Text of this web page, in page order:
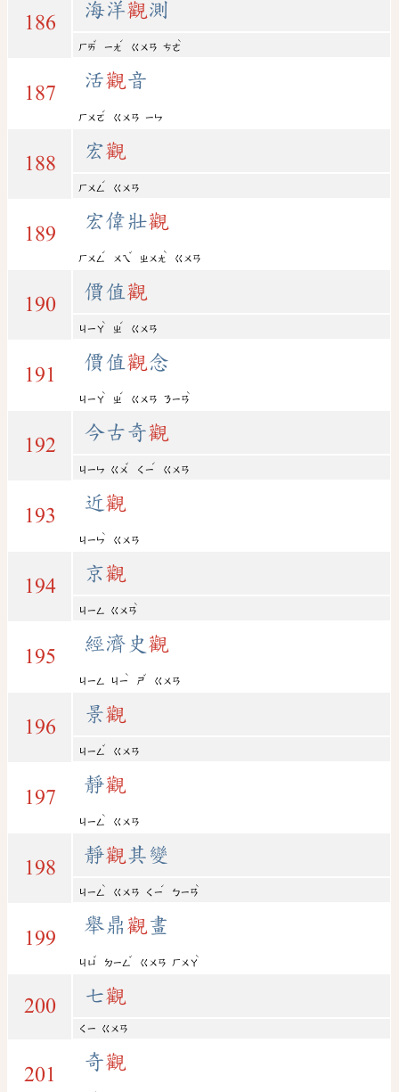
186
海洋觀測
ㄏㄞ
ˇ
ㄧㄤ
ˊ
ㄍㄨㄢ ㄘㄜ
ˋ
187
活觀音
ㄏㄨㄛ
ˊ
ㄍㄨㄢ ㄧㄣ
188
宏觀
ㄏㄨㄥ
ˊ
ㄍㄨㄢ
189
宏偉壯觀
ㄏㄨㄥ
ˊ
ㄨㄟ
ˇ
ㄓㄨㄤ
ˋ
ㄍㄨㄢ
190
價值觀
ㄐㄧㄚ
ˋ
ㄓ
ˊ
ㄍㄨㄢ
191
價值觀念
ㄐㄧㄚ
ˋ
ㄓ
ˊ
ㄍㄨㄢ ㄋㄧㄢ
ˋ
192
今古奇觀
ㄐㄧㄣ ㄍㄨ
ˇ
ㄑㄧ
ˊ
ㄍㄨㄢ
193
近觀
ㄐㄧㄣ
ˋ
ㄍㄨㄢ
194
京觀
ㄐㄧㄥ ㄍㄨㄢ
ˋ
195
經濟史 觀
ㄐㄧㄥ ㄐㄧ
ˋ
ㄕ
ˇ
ㄍㄨㄢ
196
景觀
ㄐㄧㄥ
ˇ
ㄍㄨㄢ
197
靜觀
ㄐㄧㄥ
ˋ
ㄍㄨㄢ
198
靜觀其變
ㄐㄧㄥ
ˋ
ㄍㄨㄢ ㄑㄧ
ˊ
ㄅㄧㄢ
ˋ
199
舉鼎 觀畫
ㄐㄩ
ˇ
ㄉㄧㄥ
ˇ
ㄍㄨㄢ ㄏㄨㄚ
ˋ
200 七觀
ㄑㄧ ㄍㄨㄢ
201
奇觀